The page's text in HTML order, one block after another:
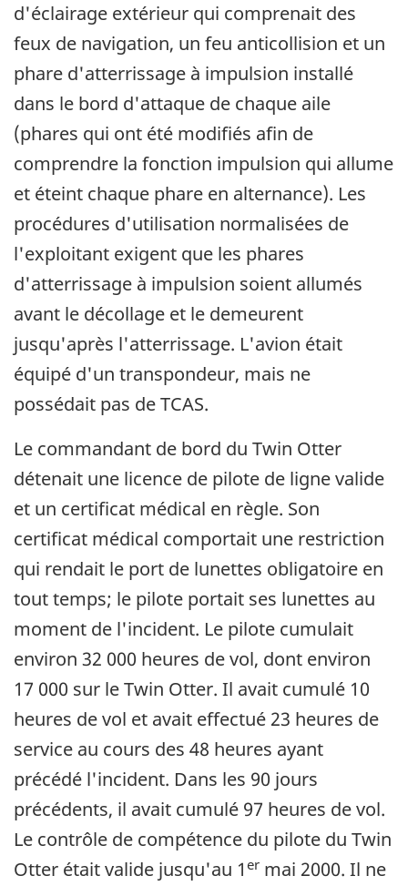
d'éclairage extérieur qui comprenait des
feux de navigation, un feu anticollision et un
phare d'atterrissage à impulsion installé
dans le bord d'attaque de chaque aile
(phares qui ont été modifiés afin de
comprendre la fonction impulsion qui allume
et éteint chaque phare en alternance). Les
procédures d'utilisation normalisées de
l'exploitant exigent que les phares
d'atterrissage à impulsion soient allumés
avant le décollage et le demeurent
jusqu'après l'atterrissage. L'avion était
équipé d'un transpondeur, mais ne
possédait pas de TCAS.
Le commandant de bord du Twin Otter
détenait une licence de pilote de ligne valide
et un certificat médical en règle. Son
certificat médical comportait une restriction
qui rendait le port de lunettes obligatoire en
tout temps; le pilote portait ses lunettes au
moment de l'incident. Le pilote cumulait
environ 32 000 heures de vol, dont environ
17 000 sur le Twin Otter. Il avait cumulé 10
heures de vol et avait effectué 23 heures de
service au cours des 48 heures ayant
précédé l'incident. Dans les 90 jours
précédents, il avait cumulé 97 heures de vol.
Le contrôle de compétence du pilote du Twin
Otter était valide jusqu'au 1 er mai 2000. Il ne